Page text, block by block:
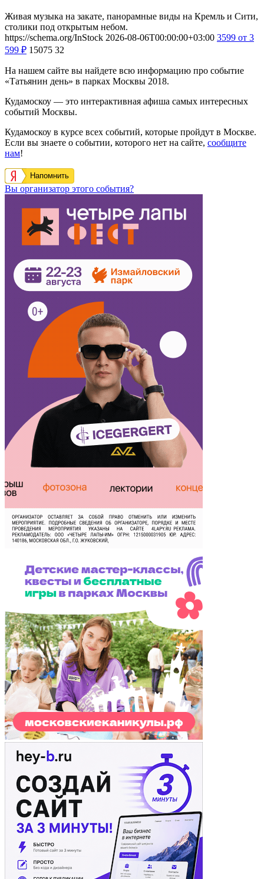
Живая музыка на закате, панорамные виды на Кремль и Сити,
столики под открытым небом.
https://schema.org/InStock 2026-08-06T00:00:00+03:00 3599 от 3
599 ₽ 15075 32
На нашем сайте вы найдете всю информацию про событие
«Татьянин день» в парках Москвы 2018.
Кудамоскоу — это интерактивная афиша самых интересных
событий Москвы.
Кудамоскоу в курсе всех событий, которые пройдут в Москве.
Если вы знаете о событии, которого нет на сайте, сообщите
нам!
Напомнить
Вы организатор этого события?